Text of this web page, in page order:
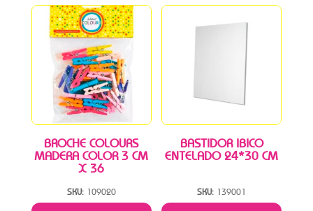
BROCHE COLOURS
MADERA COLOR 3 CM
X 36
SKU: 109020
BASTIDOR IBICO
ENTELADO 24*30 CM
SKU: 139001